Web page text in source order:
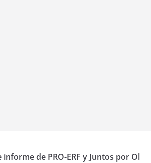
informe de PRO-ERF y Juntos por Ol